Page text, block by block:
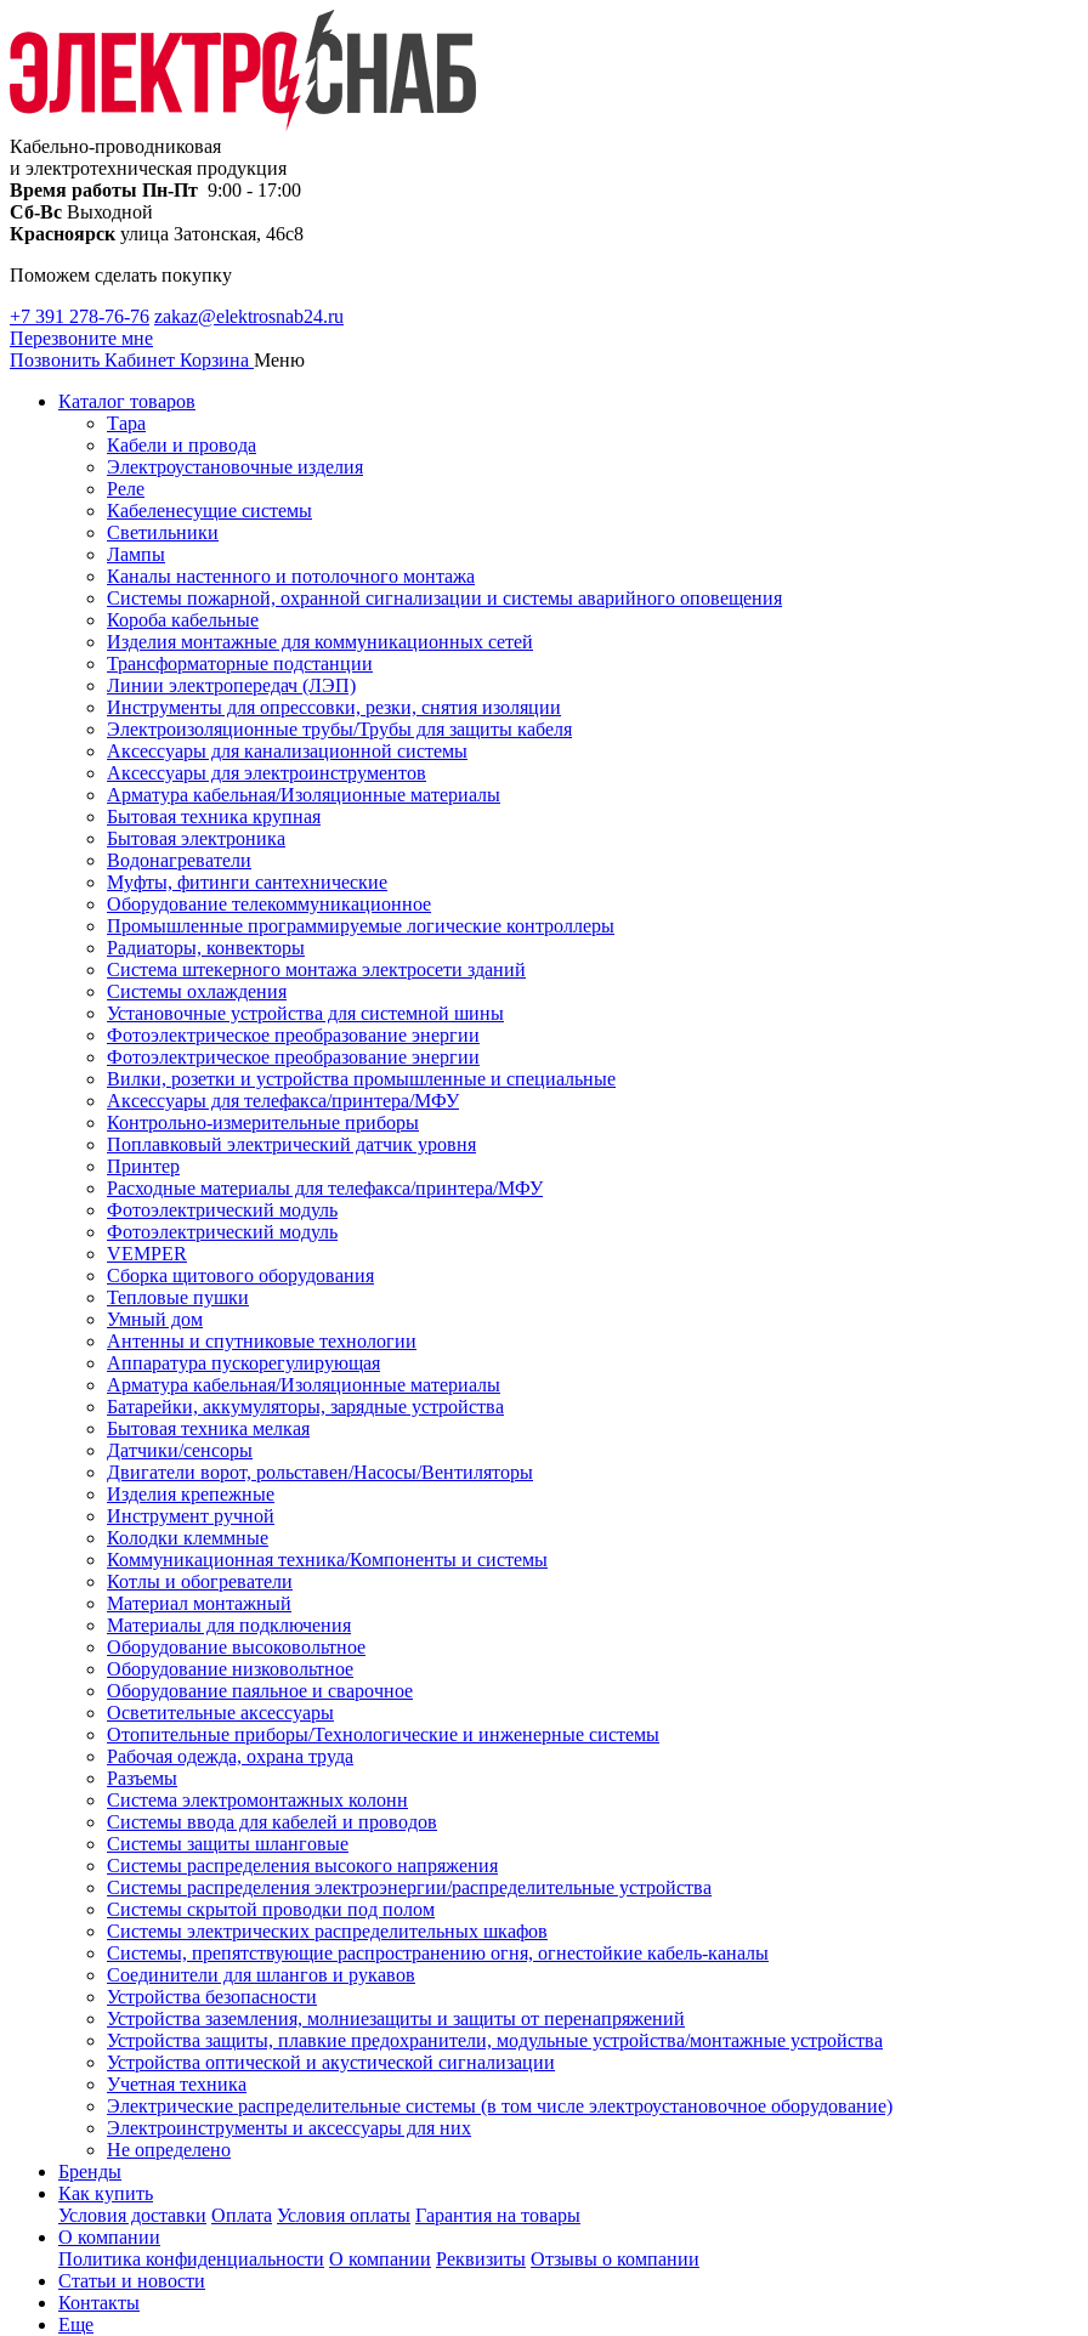
Кабельно-проводниковая
и электротехническая продукция
Время работы Пн-Пт 9:00 - 17:00
Сб-Вс Выходной
Красноярск улица Затонская, 46с8
Поможем сделать покупку
+7 391 278-76-76 zakaz@elektrosnab24.ru
Перезвоните мне
Позвонить Кабинет Корзина Меню
Каталог товаров
Тара
Кабели и провода
Электроустановочные изделия
Реле
Кабеленесущие системы
Светильники
Лампы
Каналы настенного и потолочного монтажа
Системы пожарной, охранной сигнализации и системы аварийного оповещения
Короба кабельные
Изделия монтажные для коммуникационных сетей
Трансформаторные подстанции
Линии электропередач (ЛЭП)
Инструменты для опрессовки, резки, снятия изоляции
Электроизоляционные трубы/Трубы для защиты кабеля
Аксессуары для канализационной системы
Аксессуары для электроинструментов
Арматура кабельная/Изоляционные материалы
Бытовая техника крупная
Бытовая электроника
Водонагреватели
Муфты, фитинги сантехнические
Оборудование телекоммуникационное
Промышленные программируемые логические контроллеры
Радиаторы, конвекторы
Система штекерного монтажа электросети зданий
Системы охлаждения
Установочные устройства для системной шины
Фотоэлектрическое преобразование энергии
Фотоэлектрическое преобразование энергии
Вилки, розетки и устройства промышленные и специальные
Аксессуары для телефакса/принтера/МФУ
Контрольно-измерительные приборы
Поплавковый электрический датчик уровня
Принтер
Расходные материалы для телефакса/принтера/МФУ
Фотоэлектрический модуль
Фотоэлектрический модуль
VEMPER
Сборка щитового оборудования
Тепловые пушки
Умный дом
Антенны и спутниковые технологии
Аппаратура пускорегулирующая
Арматура кабельная/Изоляционные материалы
Батарейки, аккумуляторы, зарядные устройства
Бытовая техника мелкая
Датчики/сенсоры
Двигатели ворот, рольставен/Насосы/Вентиляторы
Изделия крепежные
Инструмент ручной
Колодки клеммные
Коммуникационная техника/Компоненты и системы
Котлы и обогреватели
Материал монтажный
Материалы для подключения
Оборудование высоковольтное
Оборудование низковольтное
Оборудование паяльное и сварочное
Осветительные аксессуары
Отопительные приборы/Технологические и инженерные системы
Рабочая одежда, охрана труда
Разъемы
Система электромонтажных колонн
Системы ввода для кабелей и проводов
Системы защиты шланговые
Системы распределения высокого напряжения
Системы распределения электроэнергии/распределительные устройства
Системы скрытой проводки под полом
Системы электрических распределительных шкафов
Системы, препятствующие распространению огня, огнестойкие кабель-каналы
Соединители для шлангов и рукавов
Устройства безопасности
Устройства заземления, молниезащиты и защиты от перенапряжений
Устройства защиты, плавкие предохранители, модульные устройства/монтажные устройства
Устройства оптической и акустической сигнализации
Учетная техника
Электрические распределительные системы (в том числе электроустановочное оборудование)
Электроинструменты и аксессуары для них
Не определено
Бренды
Как купить
Условия доставки Оплата Условия оплаты Гарантия на товары
О компании
Политика конфиденциальности О компании Реквизиты Отзывы о компании
Статьи и новости
Контакты
Еще